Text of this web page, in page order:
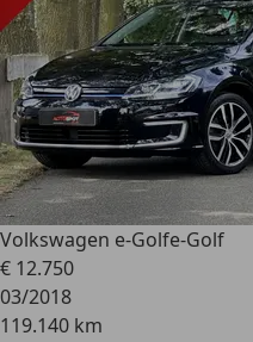
Volkswagen e-Golfe-Golf
€ 12.750
03/2018
119.140 km